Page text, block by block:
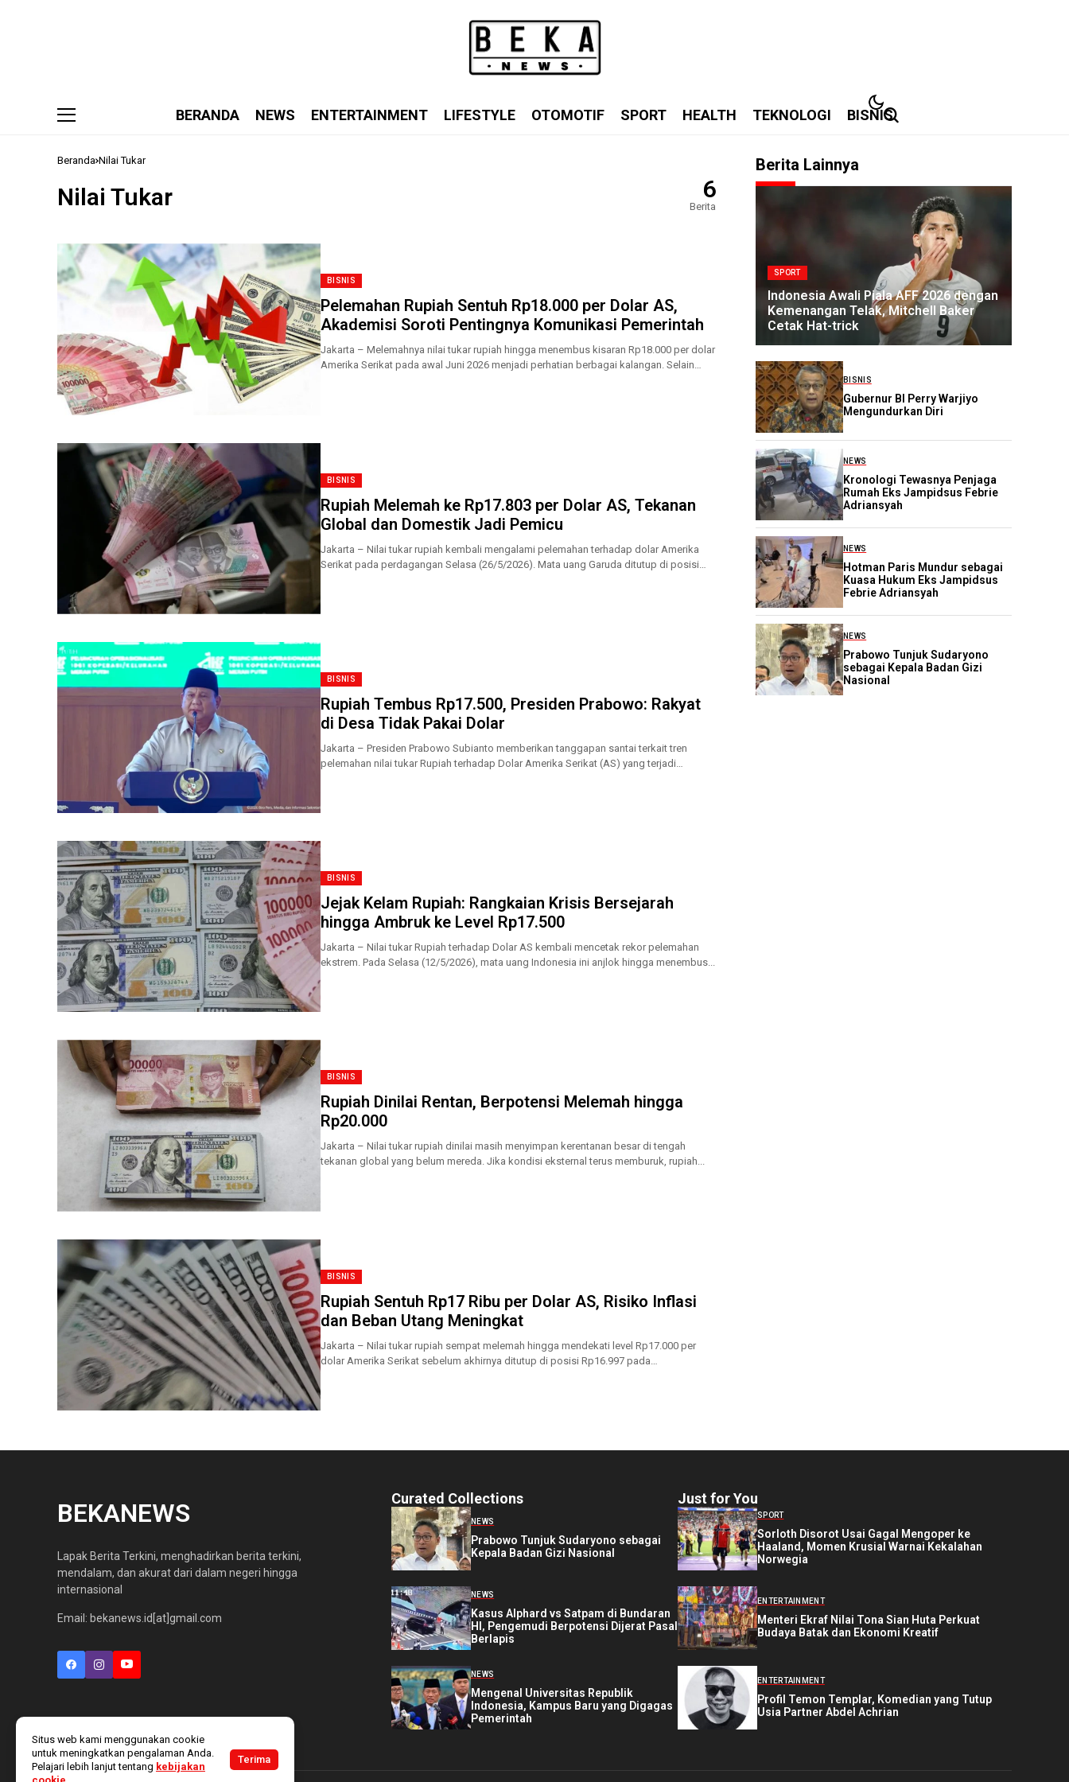
BERANDA NEWS ENTERTAINMENT LIFESTYLE OTOMOTIF SPORT HEALTH TEKNOLOGI BISNIS
Beranda Nilai Tukar
Nilai Tukar 6
Berita
BISNIS
Pelemahan Rupiah Sentuh Rp18.000 per Dolar AS,
Akademisi Soroti Pentingnya Komunikasi Pemerintah
Jakarta – Melemahnya nilai tukar rupiah hingga menembus kisaran Rp18.000 per dolar
Amerika Serikat pada awal Juni 2026 menjadi perhatian berbagai kalangan. Selain
BISNIS
Rupiah Melemah ke Rp17.803 per Dolar AS, Tekanan
Global dan Domestik Jadi Pemicu
Jakarta – Nilai tukar rupiah kembali mengalami pelemahan terhadap dolar Amerika
Serikat pada perdagangan Selasa (26/5/2026). Mata uang Garuda ditutup di posisi
BISNIS
Rupiah Tembus Rp17.500, Presiden Prabowo: Rakyat
di Desa Tidak Pakai Dolar
Jakarta – Presiden Prabowo Subianto memberikan tanggapan santai terkait tren
pelemahan nilai tukar Rupiah terhadap Dolar Amerika Serikat (AS) yang terjadi
BISNIS
Jejak Kelam Rupiah: Rangkaian Krisis Bersejarah
hingga Ambruk ke Level Rp17.500
Jakarta – Nilai tukar Rupiah terhadap Dolar AS kembali mencetak rekor pelemahan
ekstrem. Pada Selasa (12/5/2026), mata uang Indonesia ini anjlok hingga menembus...
BISNIS
Rupiah Dinilai Rentan, Berpotensi Melemah hingga
Rp20.000
Jakarta – Nilai tukar rupiah dinilai masih menyimpan kerentanan besar di tengah
tekanan global yang belum mereda. Jika kondisi eksternal terus memburuk, rupiah...
BISNIS
Rupiah Sentuh Rp17 Ribu per Dolar AS, Risiko Inflasi
dan Beban Utang Meningkat
Jakarta – Nilai tukar rupiah sempat melemah hingga mendekati level Rp17.000 per
dolar Amerika Serikat sebelum akhirnya ditutup di posisi Rp16.997 pada
Berita Lainnya
SPORT
Indonesia Awali Piala AFF 2026 dengan
Kemenangan Telak, Mitchell Baker
Cetak Hat-trick
BISNIS
Gubernur BI Perry Warjiyo
Mengundurkan Diri
NEWS
Kronologi Tewasnya Penjaga
Rumah Eks Jampidsus Febrie
Adriansyah
NEWS
Hotman Paris Mundur sebagai
Kuasa Hukum Eks Jampidsus
Febrie Adriansyah
NEWS
Prabowo Tunjuk Sudaryono
sebagai Kepala Badan Gizi
Nasional
BEKANEWS
Lapak Berita Terkini, menghadirkan berita terkini,
mendalam, dan akurat dari dalam negeri hingga
internasional
Email: bekanews.id[at]gmail.com
Curated Collections
NEWS
Prabowo Tunjuk Sudaryono sebagai
Kepala Badan Gizi Nasional
NEWS
Kasus Alphard vs Satpam di Bundaran
HI, Pengemudi Berpotensi Dijerat Pasal
Berlapis
NEWS
Mengenal Universitas Republik
Indonesia, Kampus Baru yang Digagas
Pemerintah
Just for You
SPORT
Sorloth Disorot Usai Gagal Mengoper ke
Haaland, Momen Krusial Warnai Kekalahan
Norwegia
ENTERTAINMENT
Menteri Ekraf Nilai Tona Sian Huta Perkuat
Budaya Batak dan Ekonomi Kreatif
ENTERTAINMENT
Profil Temon Templar, Komedian yang Tutup
Usia Partner Abdel Achrian
Situs web kami menggunakan cookie
untuk meningkatkan pengalaman Anda.
Pelajari lebih lanjut tentang kebijakan
Terima